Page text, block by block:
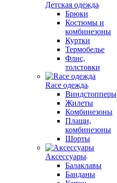
Детская одежда
Брюки
Костюмы и
комбинезоны
Куртки
Термобелье
Флис,
толстовки
Race одежда
Виндстопперы
Жилеты
Комбинезоны
Плащи,
комбинезоны
Шорты
Аксессуары
Балаклавы
Банданы